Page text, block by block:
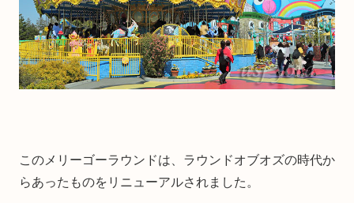
このメリーゴーラウンドは、ラウンドオブオズの時代か
らあったものをリニューアルされました。